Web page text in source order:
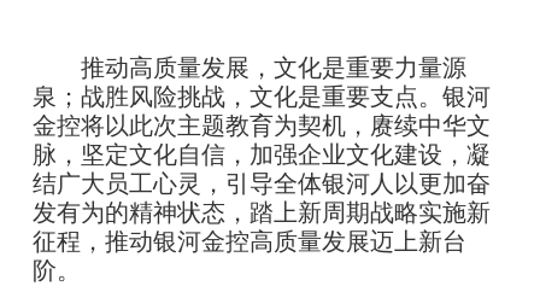
推动高质量发展，文化是重要力量源
泉；战胜风险挑战，文化是重要支点。银河
金控将以此次主题教育为契机，赓续中华文
脉，坚定文化自信，加强企业文化建设，凝
结广大员工心灵，引导全体银河人以更加奋
发有为的精神状态，踏上新周期战略实施新
征程，推动银河金控高质量发展迈上新台
阶。